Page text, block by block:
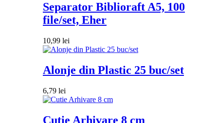
Separator Biblioraft A5, 100
file/set, Eher
10,99 lei
Alonje din Plastic 25 buc/set
6,79 lei
Cutie Arhivare 8 cm